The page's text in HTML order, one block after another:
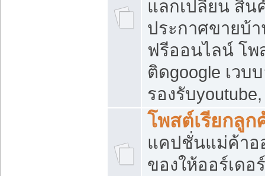
แลกเปลี่ยน สิน
ประกาศขายบ้
ฟรีออนไลน์ โพ
ติดgoogle เวบ
รองรับ
โพสต์เรียกลูก
แคปชั่นแม่ค้าอ
ของให้ออร์เดอ